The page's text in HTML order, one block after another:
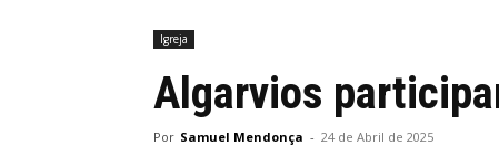
Igreja
Algarvios
Por Samuel Mendonça - 24 de Abril de 2025